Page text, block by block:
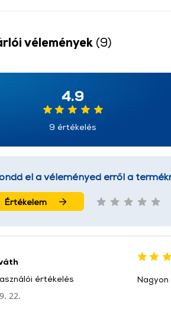
vélemények (9)
4.9
9 értékelés
el a véleményed erről a
Értékelem
értékelés
22.
Nagyon